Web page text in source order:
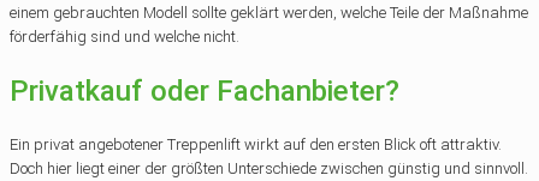
einem gebrauchten Modell sollte geklärt werden, welche Teile der Maßnahme
förderfähig sind und welche nicht.
Privatkauf oder Fachanbieter?
Ein privat angebotener Treppenlift wirkt auf den ersten Blick oft attraktiv.
Doch hier liegt einer der größten Unterschiede zwischen günstig und sinnvoll.